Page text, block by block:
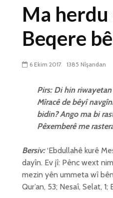
Ma
Beqere
6 Ekim 2017 1385 Nîşandan
Pirs: Di hin
Mîracê de bêyî
bidin? Ango ma bi
Pêxemberê me
Bersiv: ‘Ebdullahê kurê
dayîn. Ev jî: Pênc wext
mezin yên ummeta wî
Qur’an, 53; Nesaî, Selat,